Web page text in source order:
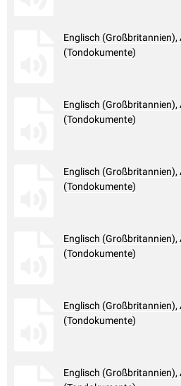
Englisch
(Tondokumente)
Englisch
(Tondokumente)
Englisch (Großbritannien),
(Tondokumente)
Englisch (Großbritannien),
(Tondokumente)
Englisch (Großbritannien),
(Tondokumente)
Englisch